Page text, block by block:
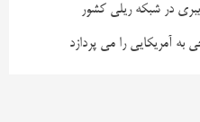
در شبکه ریلی کشور
آمریکایی را می پردازد